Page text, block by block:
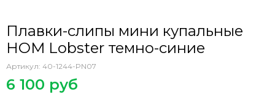
Плавки-слипы мини купальные
HOM Lobster темно-синие
Артикул: 40-1244-PN07
6 100 руб